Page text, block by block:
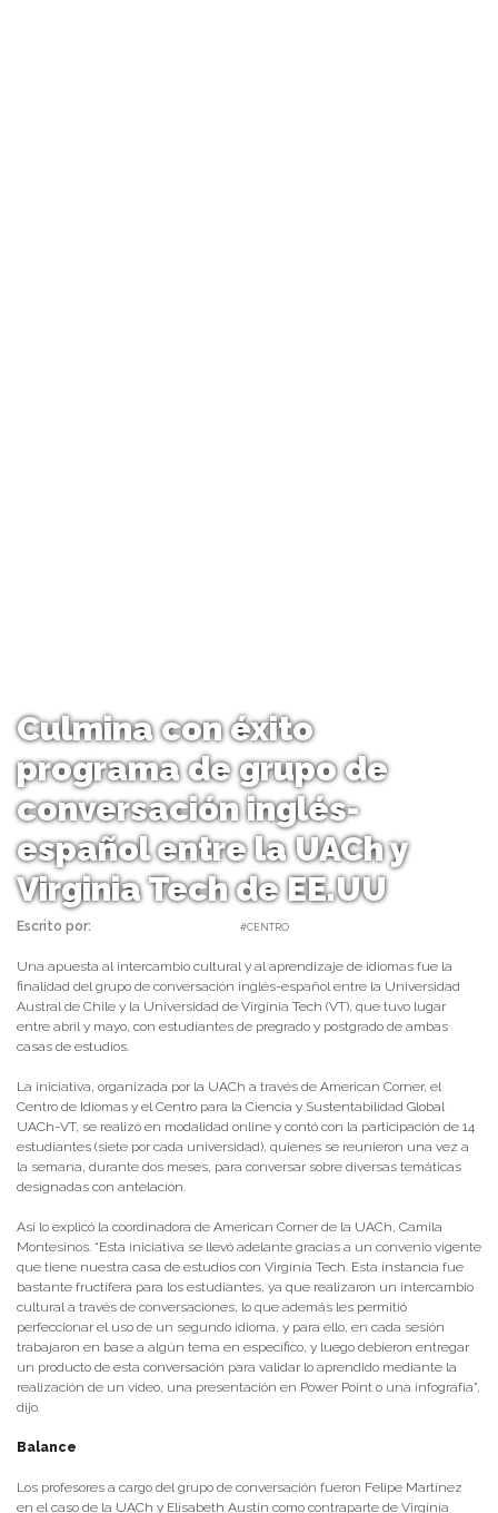
Culmina con éxito
programa de grupo de
conversación inglés-
español entre la UACh y
Virginia Tech de EE.UU
Escrito por: #CENTRO
Una apuesta al intercambio cultural y al aprendizaje de idiomas fue la
finalidad del grupo de conversación inglés-español entre la Universidad
Austral de Chile y la Universidad de Virginia Tech (VT), que tuvo lugar
entre abril y mayo, con estudiantes de pregrado y postgrado de ambas
casas de estudios.
La iniciativa, organizada por la UACh a través de American Corner, el
Centro de Idiomas y el Centro para la Ciencia y Sustentabilidad Global
UACh-VT, se realizó en modalidad online y contó con la participación de 14
estudiantes (siete por cada universidad), quienes se reunieron una vez a
la semana, durante dos meses, para conversar sobre diversas temáticas
designadas con antelación.
Así lo explicó la coordinadora de American Corner de la UACh, Camila
Montesinos. “Esta iniciativa se llevó adelante gracias a un convenio vigente
que tiene nuestra casa de estudios con Virginia Tech. Esta instancia fue
bastante fructífera para los estudiantes, ya que realizaron un intercambio
cultural a través de conversaciones, lo que además les permitió
perfeccionar el uso de un segundo idioma, y para ello, en cada sesión
trabajaron en base a algún tema en específico, y luego debieron entregar
un producto de esta conversación para validar lo aprendido mediante la
realización de un video, una presentación en Power Point o una infografía”,
dijo.
Balance
Los profesores a cargo del grupo de conversación fueron Felipe Martínez
en el caso de la UACh y Elisabeth Austin como contraparte de Virginia